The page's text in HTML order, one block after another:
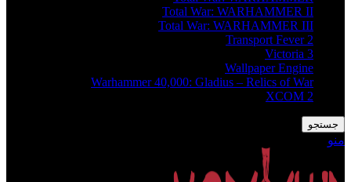
Total War: WARHAMMER II
Total War: WARHAMMER III
Transport Fever 2
Victoria 3
Wallpaper Engine
Warhammer 40,000: Gladius – Relics of War
XCOM 2
جستجو
منو